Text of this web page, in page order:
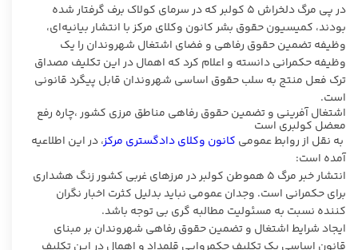
در پی مرگ دلخراش ۵ کولبر که در سرمای کولاک برف گرفتار شده
بودند، کمیسیون حقوق بشر کانون وکلای مرکز با انتشار بیانیه‌ای،
وظیفه تضمین حقوق رفاهی و فضای اشتغال شهروندان را یک
وظیفه حکمرانی دانسته و اعلام کرد که اهمال در این تکلیف مصداق
ترک فعل منتج به سلب حقوق اساسی شهروندان قابل پیگرد قانونی
است.
اشتغال آفرینی و تضمین حقوق رفاهی مناطق مرزی کشور ،چاره رفع
معضل کولبری است
به نقل از روابط عمومی کانون وکلای دادگستری مرکز، در این اطلاعیه
آمده است:
انتشار خبر مرگ ۵ هموطن کولبر در مرزهای غربی کشور زنگ هشداری
برای حکمرانی است. وجدان عمومی نباید بدلیل کثرت اخبار نگران
کننده نسبت به مسئولیت مطالبه گری بی توجه باشد.
ایجاد شرایط اشتغال و تضمین حقوق رفاهی شهروندان بر مبنای
قانون اساسی یک تکلیف حکمروایی قلمداد و اهمال در این تکلیف